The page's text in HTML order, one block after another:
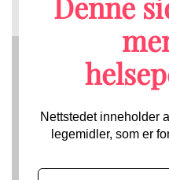
får ta del av de annonser som
innehåller.
Nettstedet inneholder
legemidler, som er